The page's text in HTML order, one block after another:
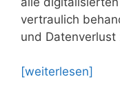
vertraulich
und Datenverlust
[weiterlesen]